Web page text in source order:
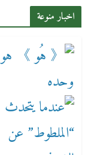
اخبار منوعة